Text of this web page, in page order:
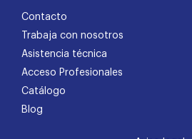
Contacto
Trabaja con nosotros
Asistencia técnica
Acceso Profesionales
Catálogo
Blog